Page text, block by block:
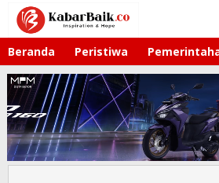
Lewati
konten
Beranda Peristiwa